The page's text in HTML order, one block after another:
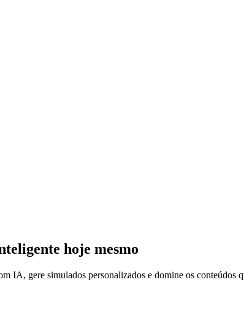
hoje mesmo
IA, gere simulados personalizados e domine os conteúdos